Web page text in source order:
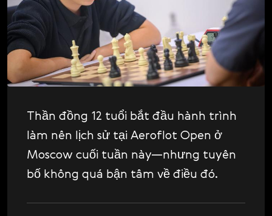
P Platform Updates
S Scandals
S Shopping
T The Poll
Tournaments
Video
Vladimir Kramnik
World Chess Championship
World Chess Show
Thần đồng 12 tuổi bắt đầu hành trình
làm nên lịch sử tại Aeroflot Open ở
Moscow cuối tuần này—nhưng tuyên
bố không quá bận tâm về điều đó.
Svenska
Română
Tiếng Việt
日本語